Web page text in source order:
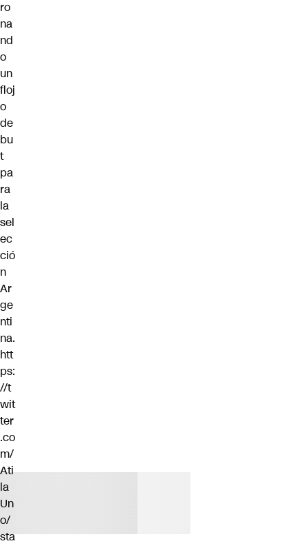
ro
na
nd
o
un
floj
o
de
bu
t
pa
ra
la
sel
ec
ció
n
Ar
ge
nti
na.
htt
ps:
//t
wit
ter
.co
m/
Ati
la
Un
o/
sta